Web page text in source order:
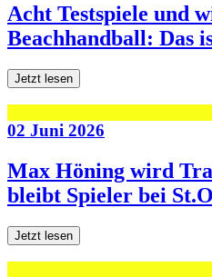
Acht Testspiele und
Beachhandball: Das
Jetzt lesen
02 Juni 2026
Max Höning wird
bleibt Spieler bei
Jetzt lesen